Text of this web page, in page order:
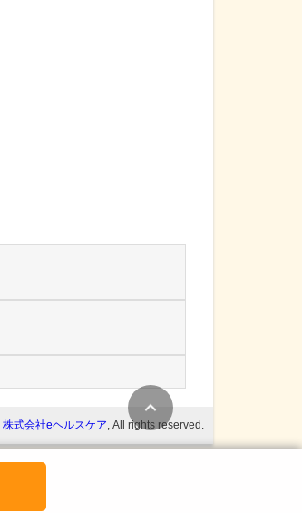
株式会社eヘルスケア, All rights reserved.